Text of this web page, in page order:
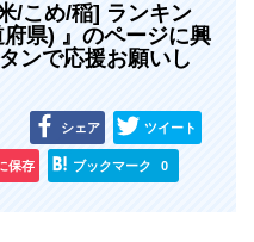
/こめ/稲] ランキン
県) 』のページに興
ンで応援お願いし
シェア ツイート
保存 ブックマーク 0